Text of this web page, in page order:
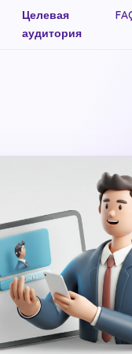
Целевая
аудитория